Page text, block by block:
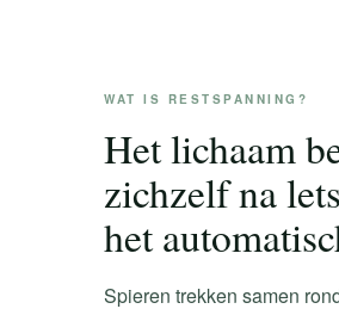
WAT IS RESTSPANNING?
Het lichaam
zichzelf na
het
Spieren trekken samen